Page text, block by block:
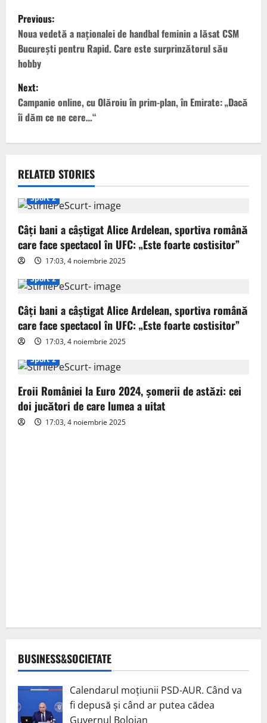
P
o
s
t
n
a
v
i
g
a
t
i
o
n
Previous:
Noua vedetă a naționalei de handbal feminin a lăsat CSM
București pentru Rapid. Care este surprinzătorul său
hobby
Next:
Campanie online, cu Olăroiu în prim-plan, în Emirate: „Dacă
îi dăm ce ne cere…“
RELATED STORIES
Sport 2
Câți bani a câștigat Alice Ardelean, sportiva română
care face spectacol în UFC: „Este foarte costisitor”
17:03, 4 noiembrie 2025
Sport 2
Câți bani a câștigat Alice Ardelean, sportiva română
care face spectacol în UFC: „Este foarte costisitor”
17:03, 4 noiembrie 2025
Sport 2
Eroii României la Euro 2024, șomerii de astăzi: cei
doi jucători de care lumea a uitat
17:03, 4 noiembrie 2025
BUSINESS&SOCIETATE
Calendarul moțiunii PSD-AUR. Când va
fi depusă și când ar putea cădea
Guvernul Bolojan